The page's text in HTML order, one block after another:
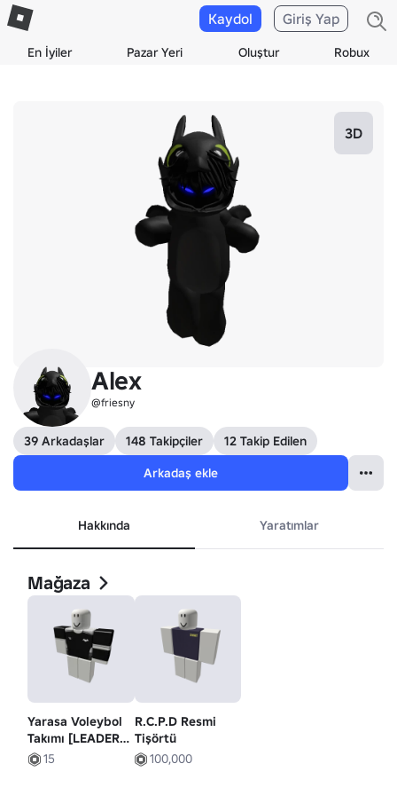
En İyiler Pazar Yeri Oluştur Robux
Kaydol Giriş Yap
3D
Alex
@friesny
39 Arkadaşlar 148 Takipçiler
12 Takip Edilen
Arkadaş ekle
Hakkında Yaratımlar
Mağaza
Yarasa Voleybol
Takımı [LEADER
SHIRT]
15
R.C.P.D Resmi
Tişörtü
100,000